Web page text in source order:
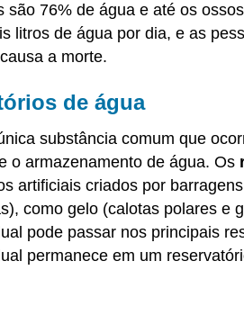
são 76% de água e até os
litros de água por dia, e as
a morte.
de água
substância comum que
o armazenamento de água. Os
artificiais criados por
como gelo (calotas polares e
pode passar nos principais
permanece em um